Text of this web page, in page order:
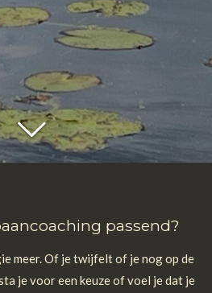
passend?
meer. Of je twijfelt of je nog op de
je voor een keuze of voel je dat je